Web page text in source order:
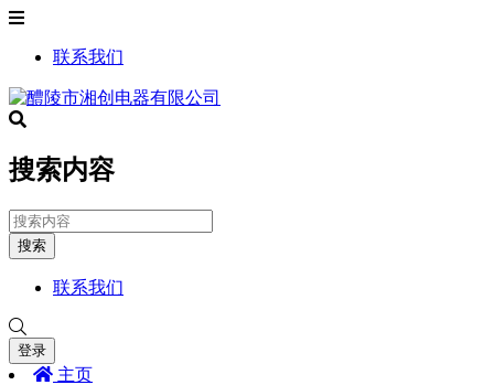
联系我们
搜索内容
搜索
联系我们
登录
主页